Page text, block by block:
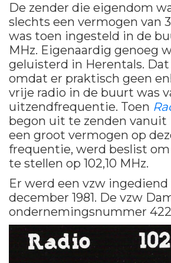
De zender die eigendom
slechts een vermogen van
was toen ingesteld in de
MHz. Eigenaardig genoeg
geluisterd in Herentals.
omdat er praktisch geen
vrije radio in de buurt was
uitzendfrequentie. Toen
begon uit te zenden vanuit
een groot vermogen op
frequentie, werd beslist
te stellen op 102,10 MHz.
Er werd een vzw ingediend
december 1981. De vzw
ondernemingsnummer